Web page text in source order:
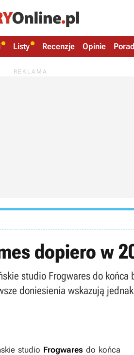
Listy Recenzje Opinie
dopiero w
studio Frogwares do końca
doniesienia wskazują
studio Frogwares do końca